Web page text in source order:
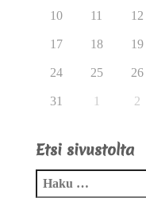
10 11 12
17 18 19
24 25 26
31 1 2
Etsi sivustolta